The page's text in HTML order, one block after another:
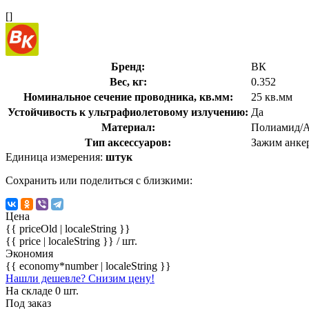
[]
Бренд:
ВК
Вес, кг:
0.352
Номинальное сечение проводника, кв.мм:
25 кв.мм
Устойчивость к ультрафиолетовому излучению: Да
Материал:
Полиамид/
Тип аксессуаров:
Зажим
Единица измерения: штук
Сохранить или поделиться с близкими:
Цена
{{ priceOld | localeString }}
{{ price | localeString }} / шт.
Экономия
{{ economy*number | localeString }}
Нашли дешевле? Снизим цену!
На складе 0 шт.
Под заказ